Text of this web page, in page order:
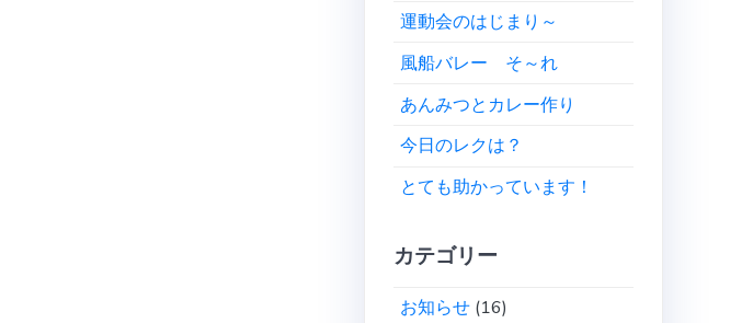
運動会のはじまり～
風船バレー そ～れ
あんみつとカレー作り
今日のレクは？
とても助かっています！
カテゴリー
お知らせ (16)